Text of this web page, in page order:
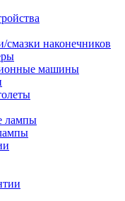
смазки наконечников
машины
лампы